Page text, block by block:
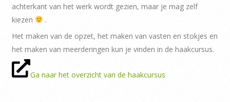
achterkant van het werk wordt gezien, maar je mag zelf
kiezen
.
Het maken van de opzet, het maken van vasten en stokjes en
het maken van meerderingen kun je vinden in de haakcursus.
Ga naar het overzicht van de haakcursus